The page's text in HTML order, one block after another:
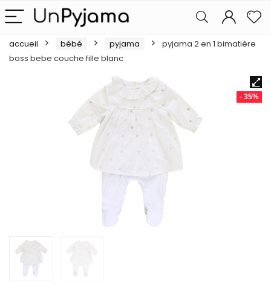
accueil bébé pyjama
pyjama 2 en 1 bimatière
boss bebe couche fille blanc
- 35%